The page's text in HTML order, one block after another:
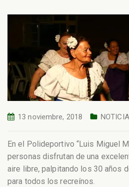
13 noviembre, 2018
En el Polideportivo “Luis Miguel
personas disfrutan de una
aire libre, palpitando los 30 años
para todos los recreínos.